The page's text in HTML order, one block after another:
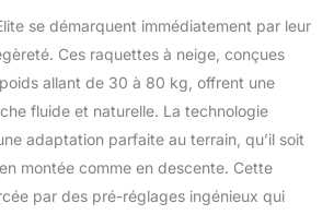
se démarquent immédiatement par leur
Ces raquettes à neige, conçues
allant de 30 à 80 kg, offrent une
fluide et naturelle. La technologie
adaptation parfaite au terrain, qu’il soit
montée comme en descente. Cette
par des pré-réglages ingénieux qui